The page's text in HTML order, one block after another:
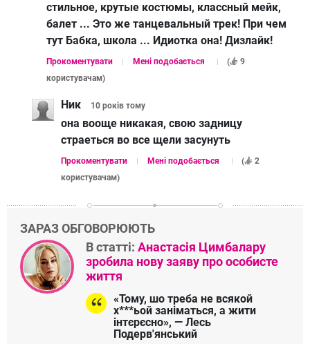
стильное, крутые костюмы, классный мейк,
балет ... Это же танцевальный трек! При чем
тут Бабка, школа ... Идиотка она! Дизлайк!
Прокоментувати Мені подобається (
9
користувачам)
Ник 10 років тому
она вооще никакая, свою задницу
страеться во все щели засунуть
Прокоментувати Мені подобається (
2
користувачам)
ЗАРАЗ ОБГОВОРЮЮТЬ
В статті: Анастасія Цимбалару
зробила нову заяву про особисте
життя
«Тому, шо треба не всякой
х***ьой заніматься, а жити
інтєрєсно», — Лесь
Подерв'янський